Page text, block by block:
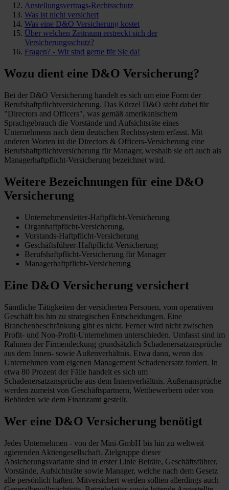
Anstellungsvertrags-Rechtsschutz
Was ist nicht versichert
Was eine D&O Versicherung kostet
Über welchen Zeitraum erstreckt sich der
Versicherungsschutz?
Fragen? - Wir sind gerne für Sie da!
Wozu dient eine D&O Versicherung?
Bei der D&O Versicherung handelt es sich um eine Form der
Berufshaftpflichtversicherung. Das Kürzel D&O steht dabei für
"Directors and Officers", was gemäß amerikanischem
Sprachgebrauch die Vorstände und Aufsichtsräte eines
Unternehmens nach dem deutschen Rechtssystem erfasst. Mit
anderen Worten ist die Directors & Officers-Versicherung eine
Berufshaftpflichtversicherung für Manager, weshalb sie oft auch als
Managerhaftpflicht-Versicherung bezeichnet wird.
Weitere Bezeichnungen für eine D&O
Versicherung
Unternehmensleiter-Haftpflicht-Versicherung
Organhaftpflicht-Versicherung,
Vorstands-Haftpflicht-Versicherung
Geschäftsführer-Haftpflicht-Versicherung
Berufshaftpflicht-Versicherung für Manager
Managerhaftpflicht-Versicherung
Eine D&O Versicherung versichert
Sämtliche Tätigkeiten der versicherten Personen, vom operativen
Geschäft bis hin zu strategischen Entscheidungen. Eine
Branchenbeschränkung gibt es nicht. Ferner wird nicht zwischen
Profit- und Non-Profit-Unternehmen unterschieden. Umfasst sind im
Rahmen der Firmendeckung grundsätzlich Schadenersatzansprüche
aus dem Innen- sowie Außenverhältnis. Etwa dann, wenn das
Unternehmen vom eigenen Management Schadenersatz fordert. In
etwa 80 Prozent der Fälle handelt es sich um
Schadenersatzansprüche aus dem Innenverhältnis. Außenansprüche
werden zumeist von Geschäftspartnern, Wettbewerbern oder von
Behörden wie dem Finanzamt gestellt.
Wer eine D&O Versicherung benötigt
Jedes Unternehmen - von der Mini-GmbH bis hin zu weltweit
agierenden Aktiengesellschaft. Zielgruppe dieser
Absicherungsvariante sind in erster Linie Beiräte, Geschäftsführer,
Vorstände, Aufsichtsräte sowie Manager, welche nach dem Gesetz
alle persönlich haften. Mitversichert werden sollten allerdings auch